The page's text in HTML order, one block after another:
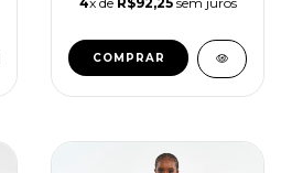
COMPRAR